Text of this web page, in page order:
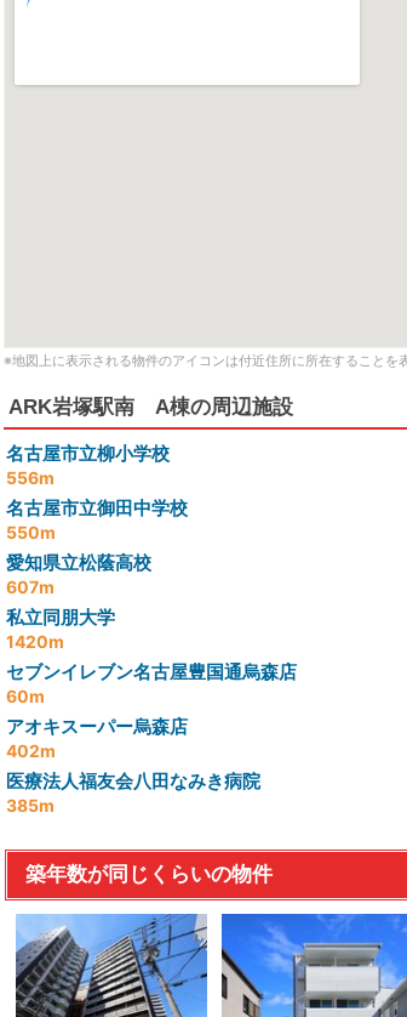
※地図上に表示される物件のアイコンは付近住所に所在することを
ARK岩塚駅南 A棟の周辺施設
名古屋市立柳小学校
556m
名古屋市立御田中学校
550m
愛知県立松蔭高校
607m
私立同朋大学
1420m
セブンイレブン名古屋豊国通烏森店
60m
アオキスーパー烏森店
402m
医療法人福友会八田なみき病院
385m
築年数が同じくらいの物件